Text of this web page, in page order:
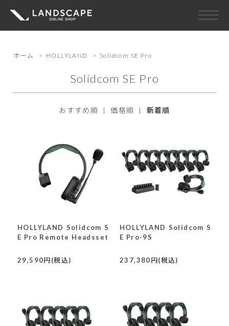
ホーム > HOLLYLAND > Solidcom SE Pro
Solidcom SE Pro
おすすめ順 |価格順 | 新着順
HOLLYLAND Solidcom S
E Pro Remote Headsset
29,590円(税込)
HOLLYLAND Solidcom S
E Pro-9S
237,380円(税込)